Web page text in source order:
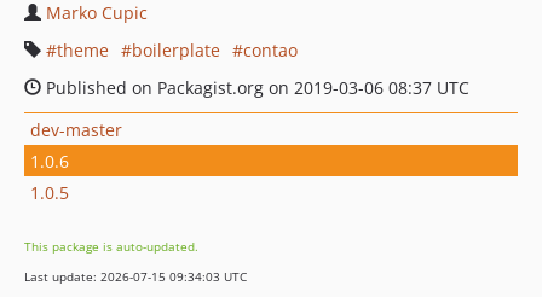
Marko Cupic
theme
boilerplate
contao
Published on Packagist.org on 2019-03-06 08:37 UTC
dev-master
1.0.6
1.0.5
This package is auto-updated.
Last update: 2026-07-15 09:34:03 UTC